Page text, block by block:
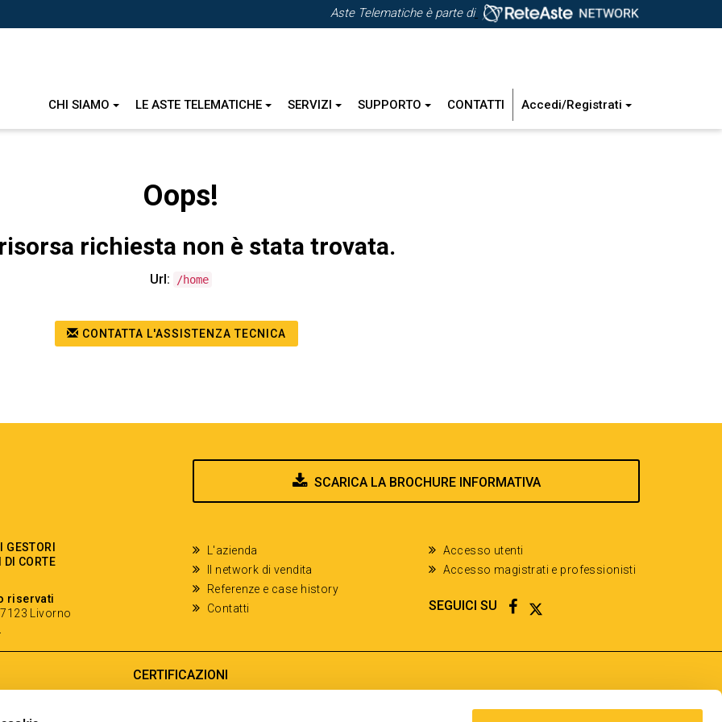
Aste Telematiche è parte di
CHI SIAMO LE ASTE TELEMATICHE SERVIZI SUPPORTO CONTATTI Accedi/Registrati
Oops!
richiesta non è stata trovata.
Url: /home
CONTATTA L'ASSISTENZA TECNICA
SCARICA LA BROCHURE INFORMATIVA
DI CORTE
riservati
Livorno
L'azienda
Il network di vendita
Referenze e case history
Contatti
Accesso utenti
Accesso magistrati e professionisti
SEGUICI SU FACEBOOK
TWITTER
CERTIFICAZIONI